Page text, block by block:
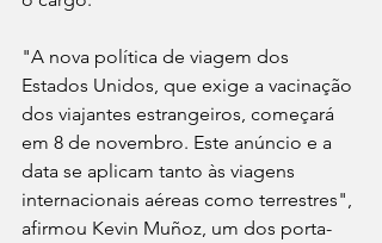
"A nova política de viagem dos
Estados Unidos, que exige a vacinação
dos viajantes estrangeiros, começará
em 8 de novembro. Este anúncio e a
data se aplicam tanto às viagens
internacionais aéreas como terrestres",
afirmou Kevin Muñoz, um dos porta-